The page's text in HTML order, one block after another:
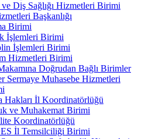
ve Diş Sağlığı Hizmetleri Birimi
Başkanlığı
Birimi
İşlemleri Birimi
İşlemleri Birimi
Hizmetleri Birimi
Doğrudan Bağlı Birimler
Sermaye Muhasebe Hizmetleri
Hakları İl Koordinatörlüğü
ve Muhakemat Birimi
Koordinatörlüğü
İl Temsilciliği Birimi